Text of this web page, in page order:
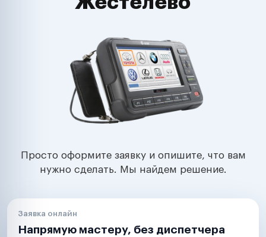
Просто оформите заявку и опишите, что вам
нужно сделать. Мы найдем решение.
Заявка онлайн
Напрямую мастеру, без диспетчера